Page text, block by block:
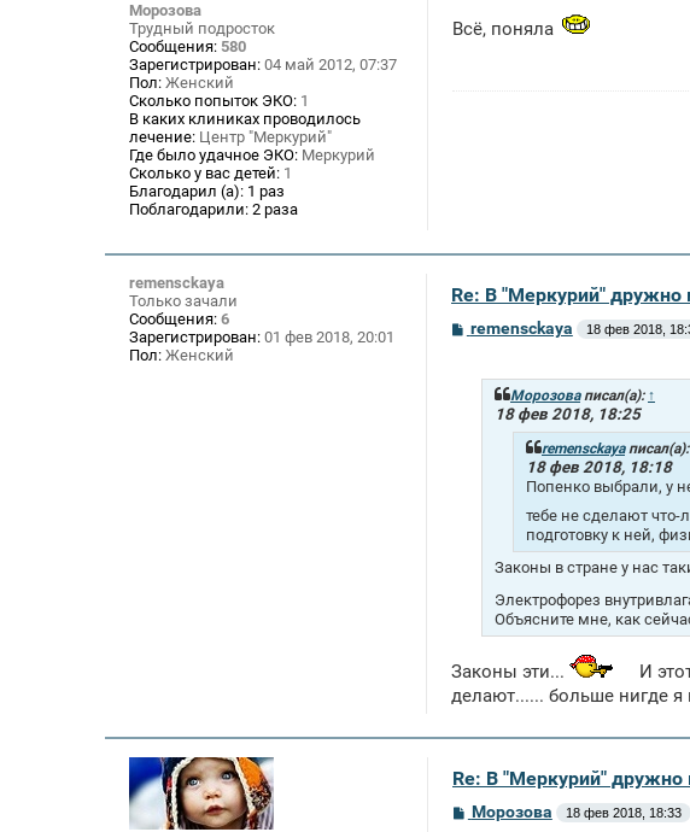
Морозова
Трудный подросток
Сообщения: 580
Зарегистрирован: 04 май 2012, 07:37
Пол: Женский
Сколько попыток ЭКО: 1
В каких клиниках проводилось
лечение: Центр "Меркурий"
Где было удачное ЭКО: Меркурий
Сколько у вас детей: 1
Благодарил (а): 1 раз
Поблагодарили: 2 раза
б
Всё, поняла
remensckaya
Только зачали
Сообщения: 6
Зарегистрирован: 01 фев 2018, 20:01
Пол: Женский
Re: В "Меркурий"
Сremensckaya 18 фев 2018,
Морозоваписал(а): ↑
18 фев 2018, 18:25
remensckayaписал(а):
18 фев 2018, 18:18
Попенко выбрали, у
тебе не сделают что-
подготовку к ней,
Законы в стране у нас
Электрофорез
Объясните мне, как
Законы эти...
И
делают...... больше нигде я
Re: В "Меркурий"
СМорозова 18 фев 2018, 18:33